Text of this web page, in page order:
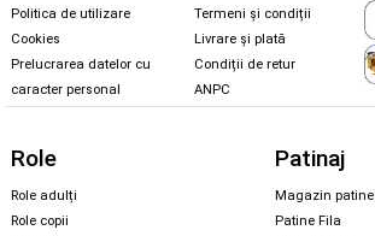
Politica de utilizare
Cookies
Prelucrarea datelor cu
caracter personal
Termeni și condiții
Livrare și plată
Condiții de retur
ANPC
Role
Role adulți
Role copii
Patinaj
Magazin patine
Patine Fila